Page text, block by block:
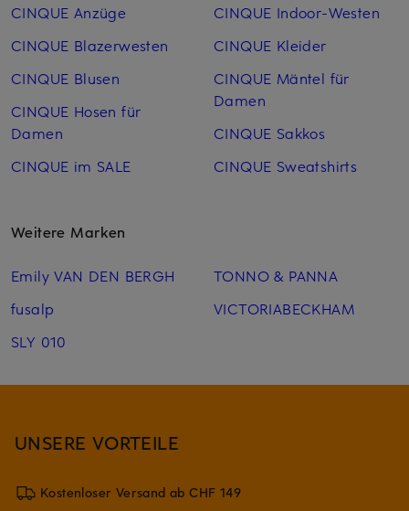
CINQUE Anzüge
CINQUE Blazerwesten
CINQUE Blusen
CINQUE Hosen für
Damen
CINQUE im SALE
CINQUE Indoor-Westen
CINQUE Kleider
CINQUE Mäntel für
Damen
CINQUE Sakkos
CINQUE Sweatshirts
Weitere Marken
Emily VAN DEN BERGH
fusalp
SLY 010
TONNO & PANNA
VICTORIABECKHAM
UNSERE VORTEILE
Kostenloser Versand ab CHF 149